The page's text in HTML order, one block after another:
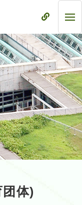
流
式
目
录
流
动
式
目
录
体)